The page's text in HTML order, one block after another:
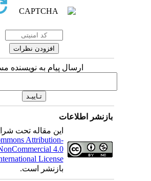
ارسال پیام به نویسنده
بازنشر اطلاعات
این مقاله تحت
Attribution-
NonCommercial 4.0
International License
بازنشر است.